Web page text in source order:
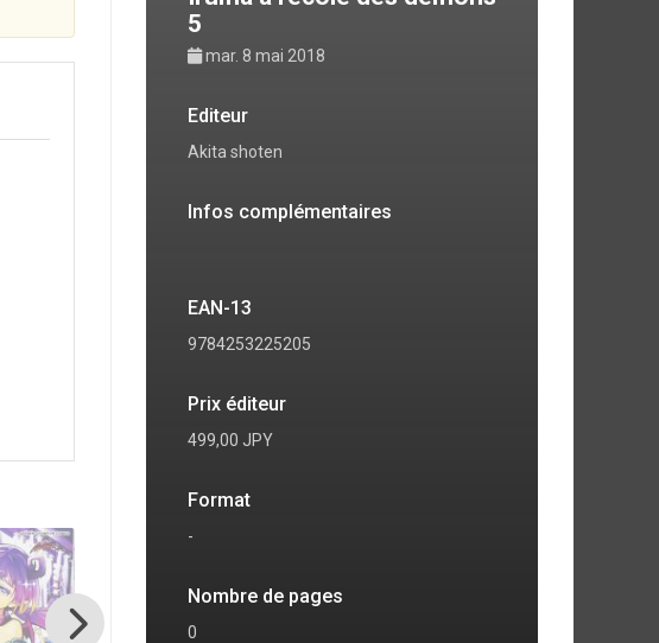
5
mar. 8 mai 2018
Editeur
Akita shoten
Infos complémentaires
EAN-13
9784253225205
Prix éditeur
499,00 JPY
Format
-
Nombre de pages
0